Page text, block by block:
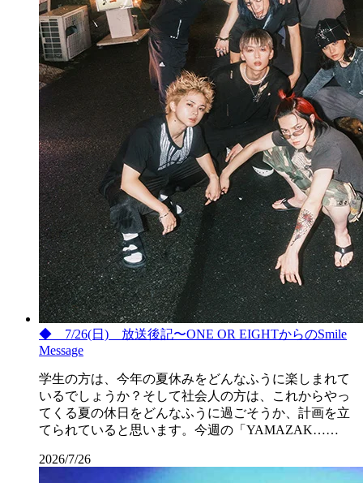
◆ 7/26(日) 放送後記〜ONE OR EIGHTからのSmile
Message
学生の方は、今年の夏休みをどんなふうに楽しまれて
いるでしょうか？そして社会人の方は、これからやっ
てくる夏の休日をどんなふうに過ごそうか、計画を立
てられていると思います。今週の「YAMAZAK……
2026/7/26